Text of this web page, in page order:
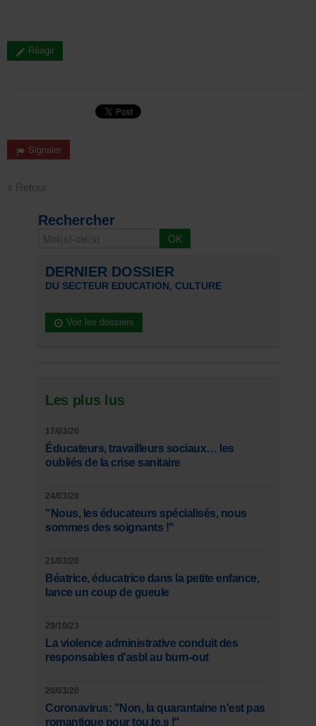
Réagir
Signaler
« Retour
Rechercher
DERNIER DOSSIER
DU SECTEUR EDUCATION, CULTURE
Voir les dossiers
Les plus lus
17/03/20
Éducateurs, travailleurs sociaux… les
oubliés de la crise sanitaire
24/03/20
"Nous, les éducateurs spécialisés, nous
sommes des soignants !"
21/03/20
Béatrice, éducatrice dans la petite enfance,
lance un coup de gueule
29/10/23
La violence administrative conduit des
responsables d'asbl au burn-out
20/03/20
Coronavirus: "Non, la quarantaine n'est pas
romantique pour tou.te.s !"